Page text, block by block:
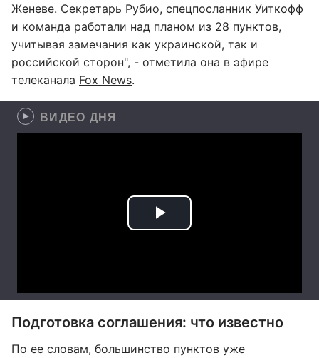
Женеве. Секретарь Рубио, спецпосланник Уиткофф
и команда работали над планом из 28 пунктов,
учитывая замечания как украинской, так и
российской сторон", - отметила она в эфире
телеканала Fox News.
ВИДЕО ДНЯ
Подготовка соглашения: что известно
По ее словам, большинство пунктов уже